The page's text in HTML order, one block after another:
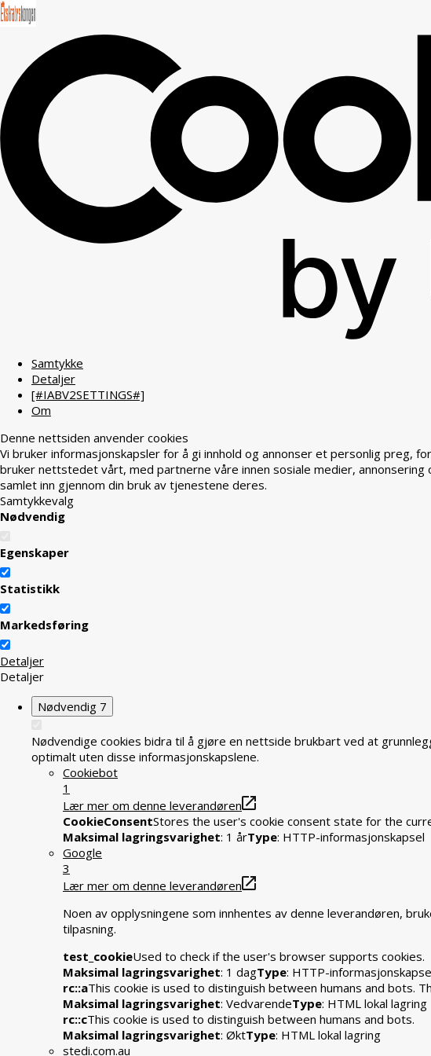
Samtykke
Detaljer
[#IABV2SETTINGS#]
Om
Denne nettsiden anvender cookies
Vi bruker informasjonskapsler for å gi innhold og annonser et personlig preg,
bruker nettstedet vårt, med partnerne våre innen sosiale medier,
samlet inn gjennom din bruk av tjenestene deres.
Samtykkevalg
Nødvendig
Egenskaper
Statistikk
Markedsføring
Detaljer
Detaljer
Nødvendig 7
Nødvendige cookies bidra til å gjøre en nettside brukbart ved at
optimalt uten disse informasjonskapslene.
Cookiebot
1
Lær mer om denne leverandøren
CookieConsentStores the user's cookie consent state for the
Maksimal lagringsvarighet: 1 årType: HTTP-informasjonskapsel
Google
3
Lær mer om denne leverandøren
Noen av opplysningene som innhentes av denne leverandøren,
tilpasning.
test_cookieUsed to check if the user's browser supports cookies.
Maksimal lagringsvarighet: 1 dagType: HTTP-
rc::aThis cookie is used to distinguish between humans and bots.
Maksimal lagringsvarighet: VedvarendeType: HTML lokal lagring
rc::cThis cookie is used to distinguish between humans and bots.
Maksimal lagringsvarighet: ØktType: HTML lokal lagring
stedi.com.au